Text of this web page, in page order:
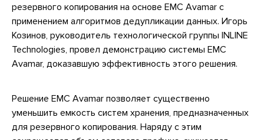
резервного копирования на основе EMC Avamar с
применением алгоритмов дедупликации данных. Игорь
Козинов, руководитель технологической группы INLINE
Technologies, провел демонстрацию системы EMC
Avamar, доказавшую эффективность этого решения.
Решение EMC Avamar позволяет существенно
уменьшить емкость систем хранения, предназначенных
для резервного копирования. Наряду с этим